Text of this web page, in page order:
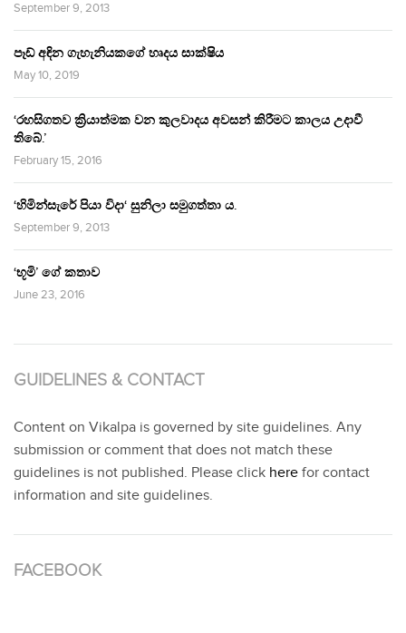
September 9, 2013
පෑඩ් අඳින ගැහැනියකගේ හෘදය සාක්ෂිය
May 10, 2019
‘රහසිගතව ක්‍රියාත්මක වන කුලවාදය අවසන් කිරීමට කාලය උදාවී
තිබේ.’
February 15, 2016
‘හිමින්සැරේ පියා විදා‘ සුනිලා සමුගත්තා ය.
September 9, 2013
‘භූමි’ ගේ කතාව
June 23, 2016
GUIDELINES & CONTACT
Content on Vikalpa is governed by site guidelines. Any
submission or comment that does not match these
guidelines is not published. Please click here for contact
information and site guidelines.
FACEBOOK